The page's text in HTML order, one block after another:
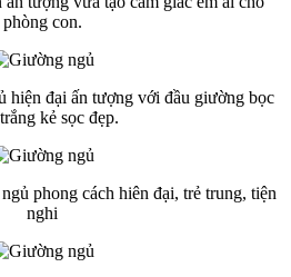
phòng con.
hiện đại ấn tượng với đầu giường bọc
kẻ sọc đẹp.
phong cách hiên đại, trẻ trung, tiện
nghi